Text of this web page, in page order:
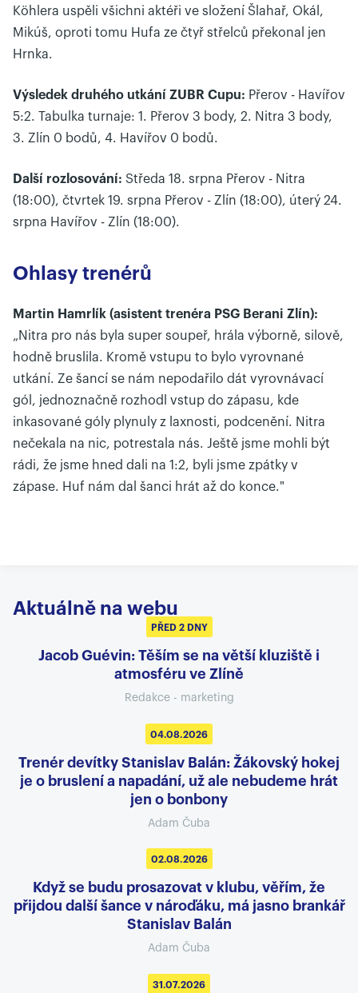
Köhlera uspěli všichni aktéři ve složení Šlahař, Okál,
Mikúš, oproti tomu Hufa ze čtyř střelců překonal jen
Hrnka.
Výsledek druhého utkání ZUBR Cupu: Přerov - Havířov
5:2. Tabulka turnaje: 1. Přerov 3 body, 2. Nitra 3 body,
3. Zlín 0 bodů, 4. Havířov 0 bodů.
Další rozlosování: Středa 18. srpna Přerov - Nitra
(18:00), čtvrtek 19. srpna Přerov - Zlín (18:00), úterý 24.
srpna Havířov - Zlín (18:00).
Ohlasy trenérů
Martin Hamrlík (asistent trenéra PSG Berani Zlín):
„Nitra pro nás byla super soupeř, hrála výborně, silově,
hodně bruslila. Kromě vstupu to bylo vyrovnané
utkání. Ze šancí se nám nepodařilo dát vyrovnávací
gól, jednoznačně rozhodl vstup do zápasu, kde
inkasované góly plynuly z laxnosti, podcenění. Nitra
nečekala na nic, potrestala nás. Ještě jsme mohli být
rádi, že jsme hned dali na 1:2, byli jsme zpátky v
zápase. Huf nám dal šanci hrát až do konce."
Aktuálně na webu
PŘED 2 DNY
Jacob Guévin: Těším se na větší kluziště i
atmosféru ve Zlíně
Redakce - marketing
04.08.2026
Trenér devítky Stanislav Balán: Žákovský hokej
je o bruslení a napadání, už ale nebudeme hrát
jen o bonbony
Adam Čuba
02.08.2026
Když se budu prosazovat v klubu, věřím, že
přijdou další šance v nároďáku, má jasno brankář
Stanislav Balán
Adam Čuba
31.07.2026